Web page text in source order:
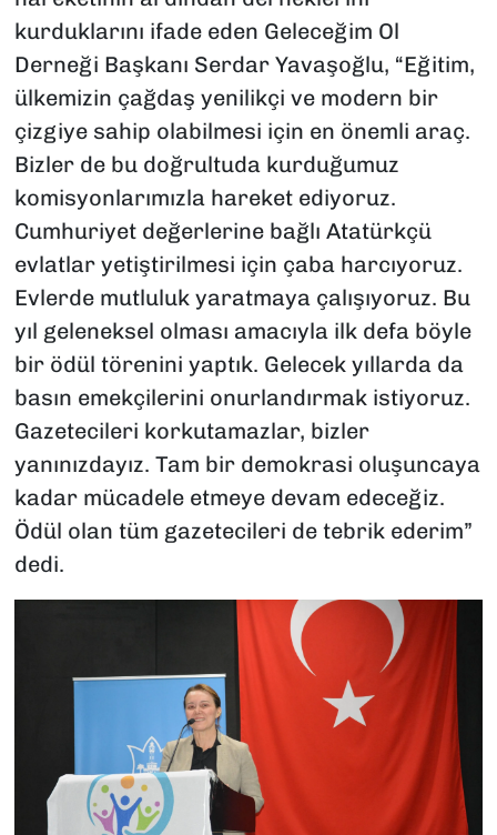
kurduklarını ifade eden Geleceğim Ol
Derneği Başkanı Serdar Yavaşoğlu, “Eğitim,
ülkemizin çağdaş yenilikçi ve modern bir
çizgiye sahip olabilmesi için en önemli araç.
Bizler de bu doğrultuda kurduğumuz
komisyonlarımızla hareket ediyoruz.
Cumhuriyet değerlerine bağlı Atatürkçü
evlatlar yetiştirilmesi için çaba harcıyoruz.
Evlerde mutluluk yaratmaya çalışıyoruz. Bu
yıl geleneksel olması amacıyla ilk defa böyle
bir ödül törenini yaptık. Gelecek yıllarda da
basın emekçilerini onurlandırmak istiyoruz.
Gazetecileri korkutamazlar, bizler
yanınızdayız. Tam bir demokrasi oluşuncaya
kadar mücadele etmeye devam edeceğiz.
Ödül olan tüm gazetecileri de tebrik ederim”
dedi.